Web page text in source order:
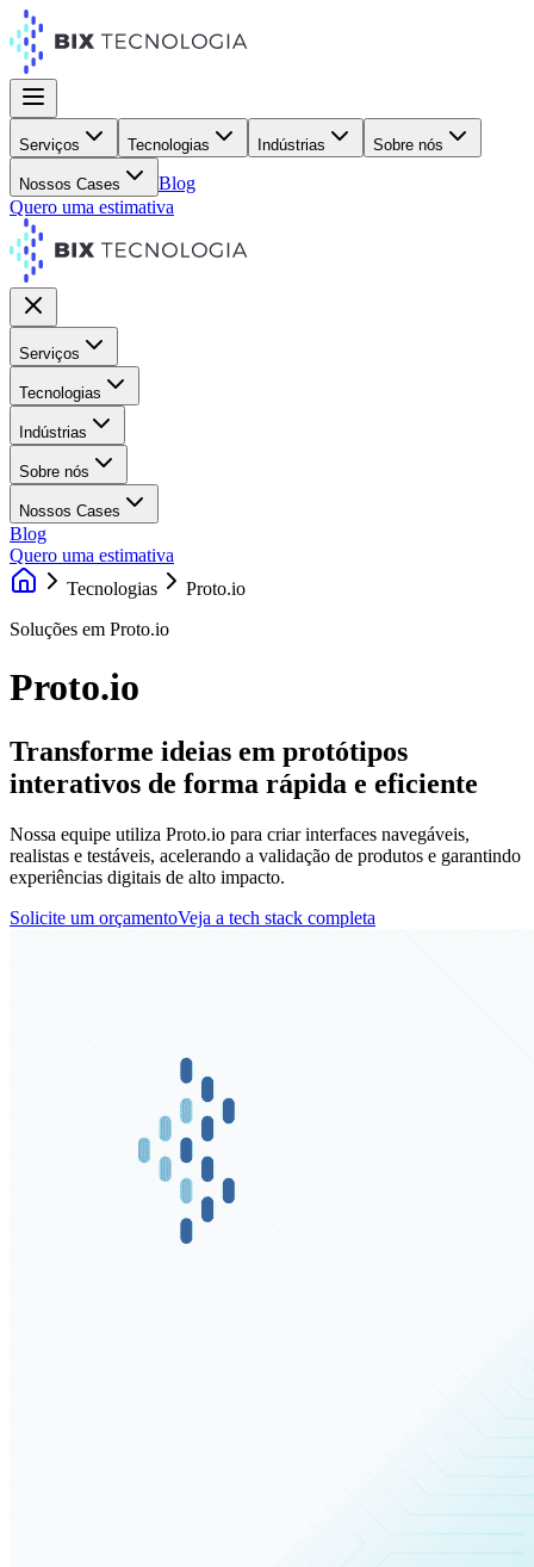
Serviços Tecnologias Indústrias Sobre nós
Nossos Cases
Blog
Quero uma estimativa
Serviços
Tecnologias
Indústrias
Sobre nós
Nossos Cases
Blog
Quero uma estimativa
Tecnologias
Proto.io
Soluções em Proto.io
Proto.io
Transforme ideias em protótipos
interativos de forma rápida e eficiente
Nossa equipe utiliza Proto.io para criar interfaces navegáveis,
realistas e testáveis, acelerando a validação de produtos e garantindo
experiências digitais de alto impacto.
Solicite um orçamentoVeja a tech stack completa